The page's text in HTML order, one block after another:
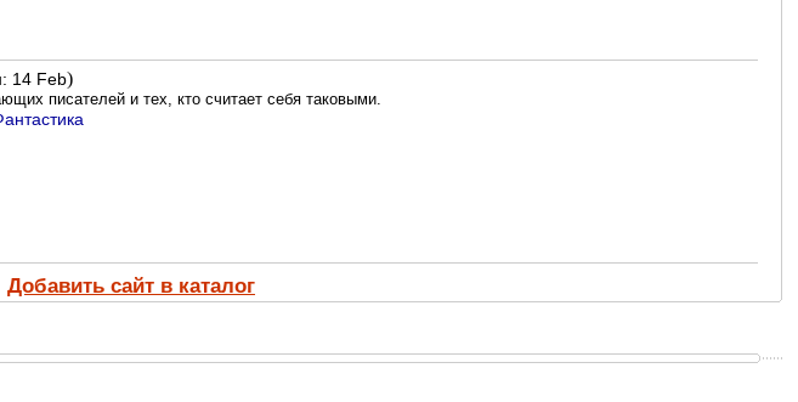
14 Feb)
писателей и тех, кто считает себя таковыми.
Добавить сайт в каталог